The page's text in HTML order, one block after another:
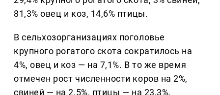
81,3% овец и коз, 14,6% птицы.
В сельхозорганизациях поголовье
крупного рогатого скота сократилось на
4%, овец и коз — на 7,1%. В то же время
отмечен рост численности коров на 2%,
свиней — на 2,5%, птицы — на 23,3%,